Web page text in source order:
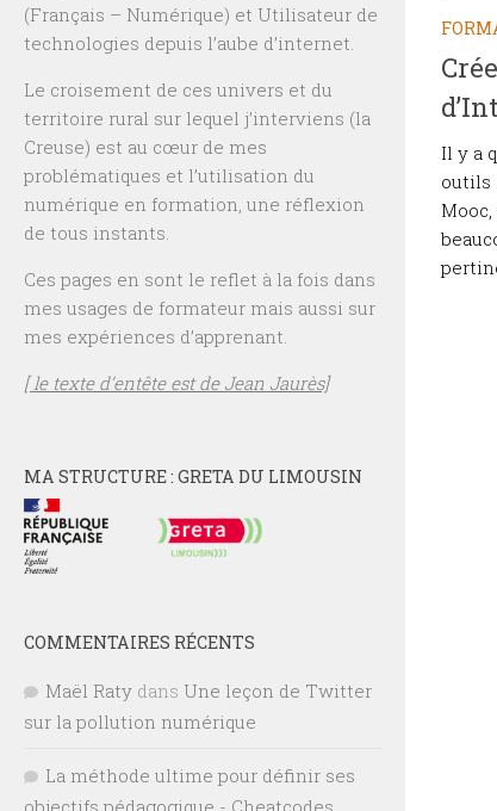
Il y a
outils
(Français – Numérique) et Utilisateur de
technologies depuis l’aube d’internet.
Le croisement de ces univers et du
territoire rural sur lequel j’interviens (la
Creuse) est au cœur de mes
problématiques et l’utilisation du
numérique en formation, une réflexion
de tous instants.
Ces pages en sont le reflet à la fois dans
mes usages de formateur mais aussi sur
mes expériences d’apprenant.
[ le texte d’entête est de Jean Jaurès]
MA STRUCTURE : GRETA DU LIMOUSIN
COMMENTAIRES RÉCENTS
Maël Raty dans Une leçon de Twitter
sur la pollution numérique
La méthode ultime pour définir ses
objectifs pédagogique - Cheatcodes